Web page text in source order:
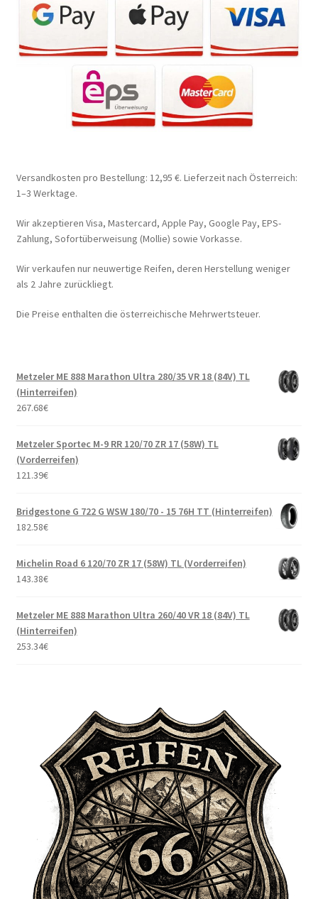
Versandkosten pro Bestellung: 12,95 €. Lieferzeit nach Österreich:
1–3 Werktage.
Wir akzeptieren Visa, Mastercard, Apple Pay, Google Pay, EPS-
Zahlung, Sofortüberweisung (Mollie) sowie Vorkasse.
Wir verkaufen nur neuwertige Reifen, deren Herstellung weniger
als 2 Jahre zurückliegt.
Die Preise enthalten die österreichische Mehrwertsteuer.
Metzeler ME 888 Marathon Ultra 280/35 VR 18 (84V) TL
(Hinterreifen)
267.68€
Metzeler Sportec M-9 RR 120/70 ZR 17 (58W) TL
(Vorderreifen)
121.39€
Bridgestone G 722 G WSW 180/70 - 15 76H TT (Hinterreifen)
182.58€
Michelin Road 6 120/70 ZR 17 (58W) TL (Vorderreifen)
143.38€
Metzeler ME 888 Marathon Ultra 260/40 VR 18 (84V) TL
(Hinterreifen)
253.34€